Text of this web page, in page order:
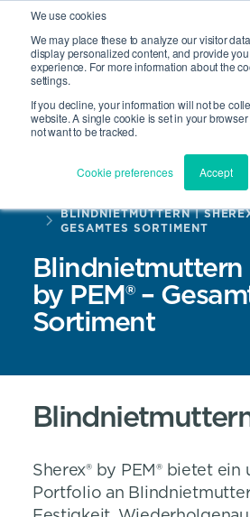
We use cookies
We may place these to analyze our visitor
display personalized content, and provide
experience. For more information about the
settings.
If you decline, your information will not be
website. A single cookie is set in your
not want to be tracked.
Cookie preferences Accept
BLINDNIETMUTTERN |
GESAMTES SORTIMENT
Blindnietmuttern
by PEM® –
Sortiment
Sherex® by PEM® bietet ein
Portfolio an